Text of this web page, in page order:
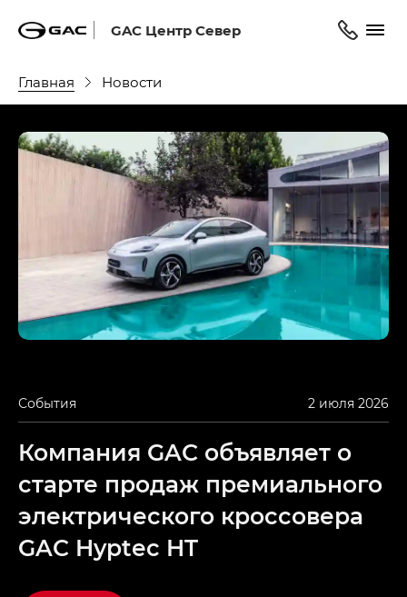
GAC Центр Север
Главная Новости
События 2 июля 2026
Компания GAC объявляет о
старте продаж премиального
электрического кроссовера
GAC Hyptec HT